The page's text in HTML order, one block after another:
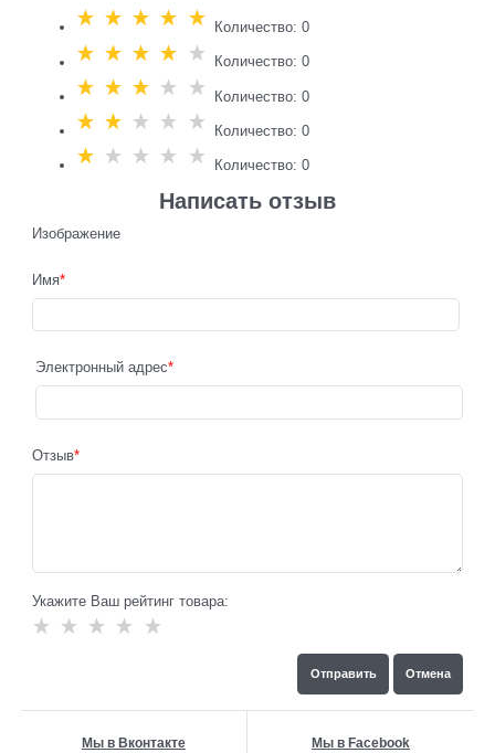
Количество: 0
Количество: 0
Количество: 0
Количество: 0
Количество: 0
Написать отзыв
Изображение
Имя
Электронный адрес
Отзыв
Укажите Ваш рейтинг товара:
Мы в Вконтакте Мы в Facebook